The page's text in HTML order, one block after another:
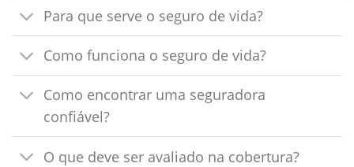
Para que serve o seguro de vida?
Como funciona o seguro de vida?
Como encontrar uma seguradora
confiável?
O que deve ser avaliado na cobertura?